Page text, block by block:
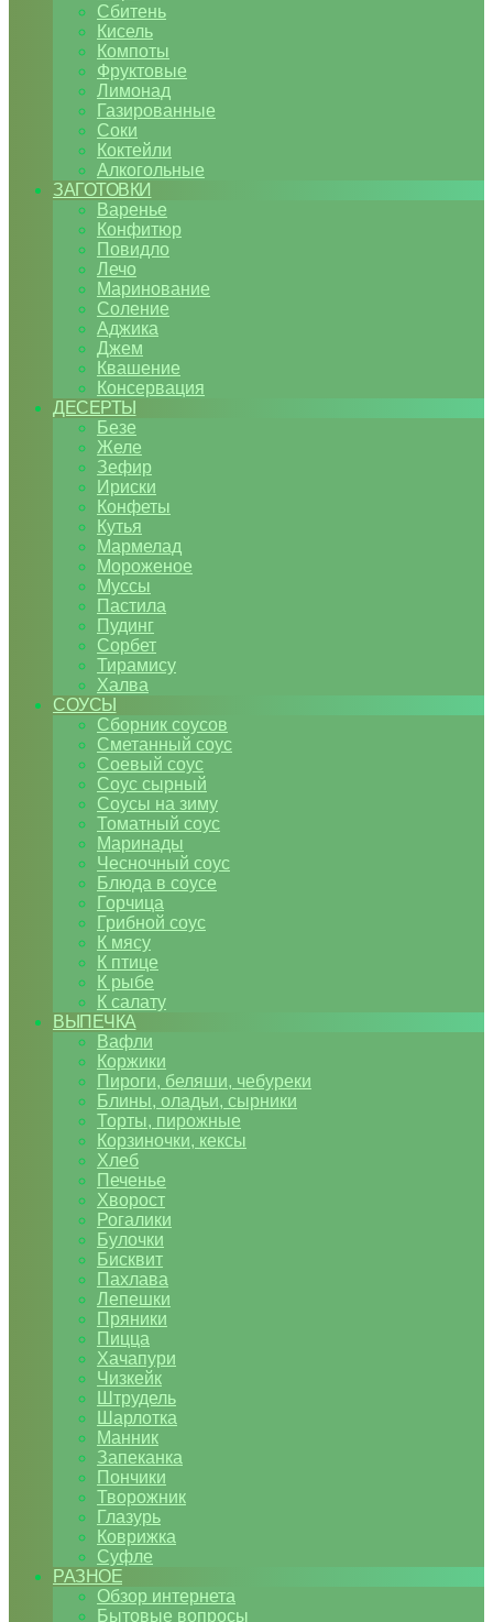
Сбитень
Кисель
Компоты
Фруктовые
Лимонад
Газированные
Соки
Коктейли
Алкогольные
ЗАГОТОВКИ
Варенье
Конфитюр
Повидло
Лечо
Маринование
Соление
Аджика
Джем
Квашение
Консервация
ДЕСЕРТЫ
Безе
Желе
Зефир
Ириски
Конфеты
Кутья
Мармелад
Мороженое
Муссы
Пастила
Пудинг
Сорбет
Тирамису
Халва
СОУСЫ
Сборник соусов
Сметанный соус
Соевый соус
Соус сырный
Соусы на зиму
Томатный соус
Маринады
Чесночный соус
Блюда в соусе
Горчица
Грибной соус
К мясу
К птице
К рыбе
К салату
ВЫПЕЧКА
Вафли
Коржики
Пироги, беляши, чебуреки
Блины, оладьи, сырники
Торты, пирожные
Корзиночки, кексы
Хлеб
Печенье
Хворост
Рогалики
Булочки
Бисквит
Пахлава
Лепешки
Пряники
Пицца
Хачапури
Чизкейк
Штрудель
Шарлотка
Манник
Запеканка
Пончики
Творожник
Глазурь
Коврижка
Суфле
РАЗНОЕ
Обзор интернета
Бытовые вопросы